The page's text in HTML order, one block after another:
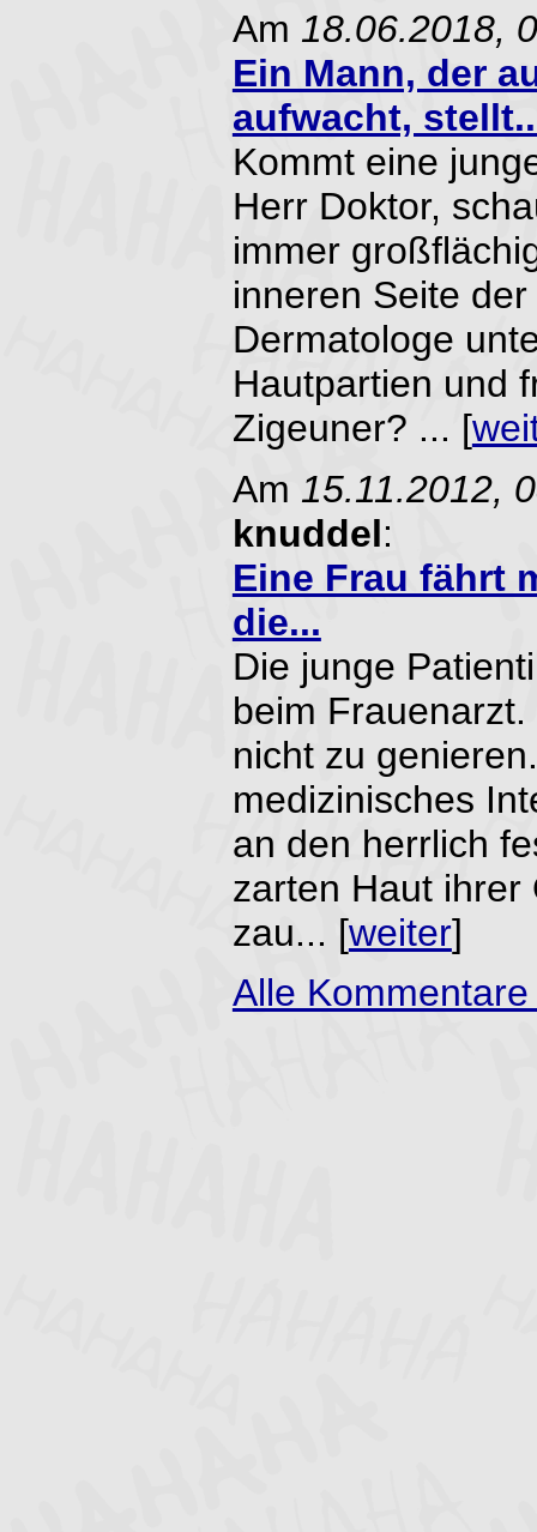
Am 18.06.2018,
Ein Mann, der
aufwacht,
Kommt eine
Herr Doktor,
immer
inneren Seite
Dermatologe
Hautpartien und
Zigeuner? ... [
Am 15.11.2012,
knuddel:
Eine Frau fährt
die...
Die junge
beim
nicht zu
medizinisches
an den herrlich
zarten Haut ihrer
zau... [weiter]
Alle